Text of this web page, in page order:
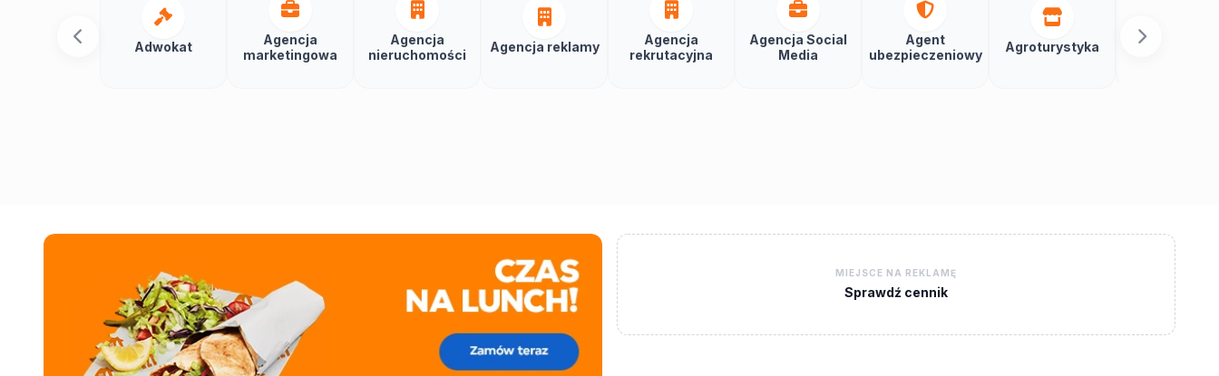
Adwokat
Agencja
marketingowa
Agencja
nieruchomości
Agencja reklamy
Agencja
rekrutacyjna
Agencja Social
Media
Agent
ubezpieczeniowy
Agroturystyka
MIEJSCE NA REKLAMĘ
Sprawdź cennik